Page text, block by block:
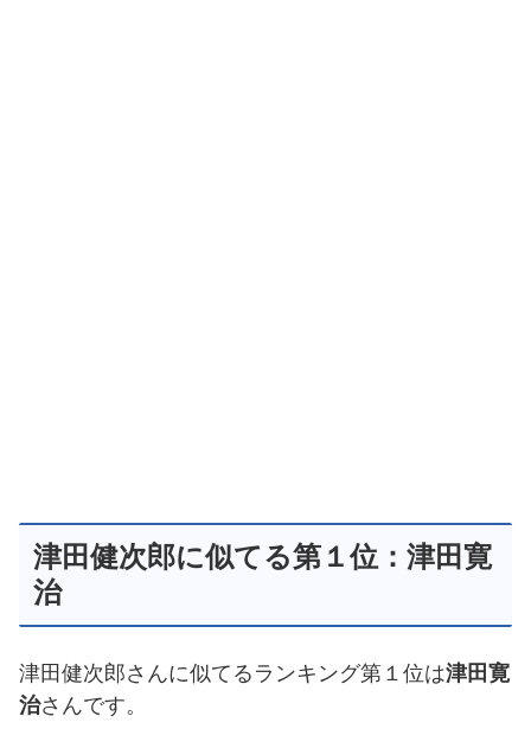
津田健次郎に似てる第１位：津田寛
治
津田健次郎さんに似てるランキング第１位は津田寛
治さんです。